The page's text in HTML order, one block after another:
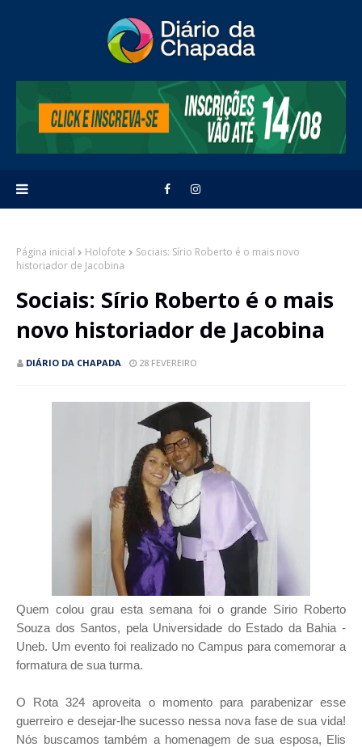
Página inicial Holofote
Sociais: Sírio Roberto é o mais novo
historiador de Jacobina
Sociais: Sírio Roberto é o mais
novo historiador de Jacobina
DIÁRIO DA CHAPADA 28 FEVEREIRO
Quem colou grau esta semana foi o grande Sírio Roberto
Souza dos Santos, pela Universidade do Estado da Bahia -
Uneb. Um evento foi realizado no Campus para comemorar a
formatura de sua turma.
O Rota 324 aproveita o momento para parabenizar esse
guerreiro e desejar-lhe sucesso nessa nova fase de sua vida!
Nós buscamos também a homenagem de sua esposa, Elis